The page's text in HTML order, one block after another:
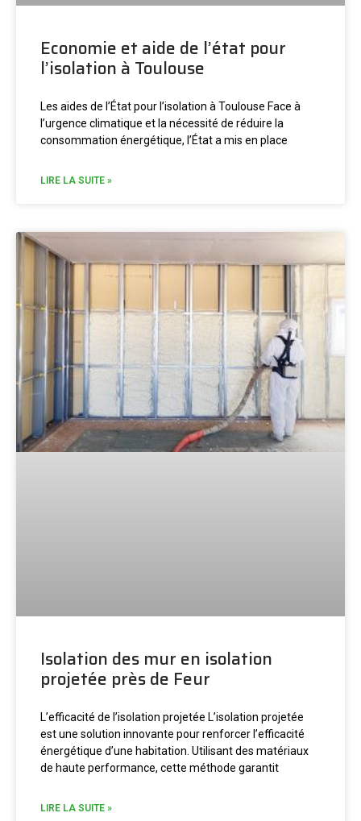
Economie et aide de l’état pour
l’isolation à Toulouse
Les aides de l’État pour l’isolation à Toulouse Face à
l’urgence climatique et la nécessité de réduire la
consommation énergétique, l’État a mis en place
LIRE LA SUITE »
Isolation des mur en isolation
projetée près de Feur
L’efficacité de l’isolation projetée L’isolation projetée
est une solution innovante pour renforcer l’efficacité
énergétique d’une habitation. Utilisant des matériaux
de haute performance, cette méthode garantit
LIRE LA SUITE »